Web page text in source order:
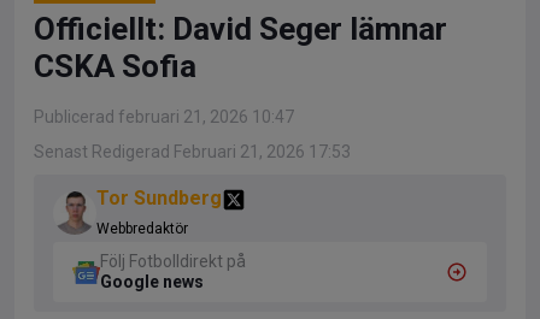
Officiellt: David Seger lämnar
CSKA Sofia
Publicerad februari 21, 2026 10:47
Senast Redigerad Februari 21, 2026 17:53
Tor Sundberg
Webbredaktör
Följ Fotbolldirekt på
Google news